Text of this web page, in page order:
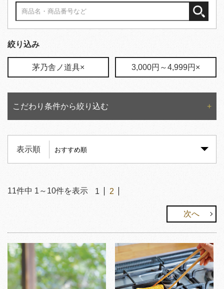
絞り込み
茅乃舎ノ道具× 3,000円～4,999円×
こだわり条件から絞り込む
表示順
11件中 1 ～ 10件を表示 1 2
次へ